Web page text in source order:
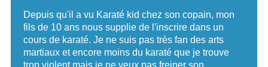
Depuis qu'il a vu Karaté kid chez son copain, mon
fils de 10 ans nous supplie de l'inscrire dans un
cours de karaté. Je ne suis pas très fan des arts
martiaux et encore moins du karaté que je trouve